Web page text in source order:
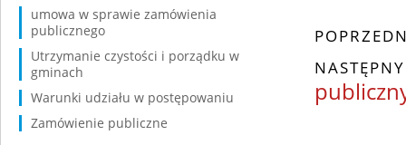
umowa w sprawie zamówienia
publicznego
Utrzymanie czystości i porządku w
gminach
Warunki udziału w postępowaniu
Zamówienie publiczne